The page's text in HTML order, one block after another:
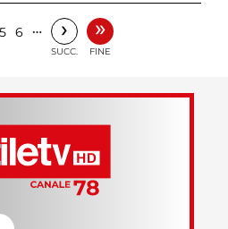
5 6 … ›
SUCC.
»
FINE